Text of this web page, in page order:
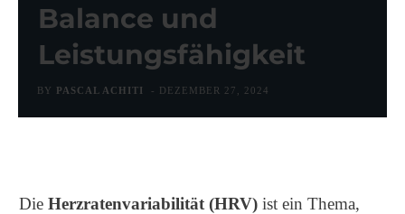
Balance und
Leistungsfähigkeit
BY PASCAL ACHITI - DEZEMBER 27, 2024
Die Herzratenvariabilität (HRV) ist ein Thema,